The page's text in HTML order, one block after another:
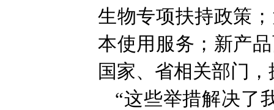
生物专项扶持政策
本使用服务；新产
国家、省相关部门
“这些举措解决了